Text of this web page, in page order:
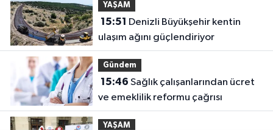
YAŞAM
15:51
ulaşım ağını güçlendiriyor
Gündem
15:46
ve emeklilik reformu çağrısı
YAŞAM